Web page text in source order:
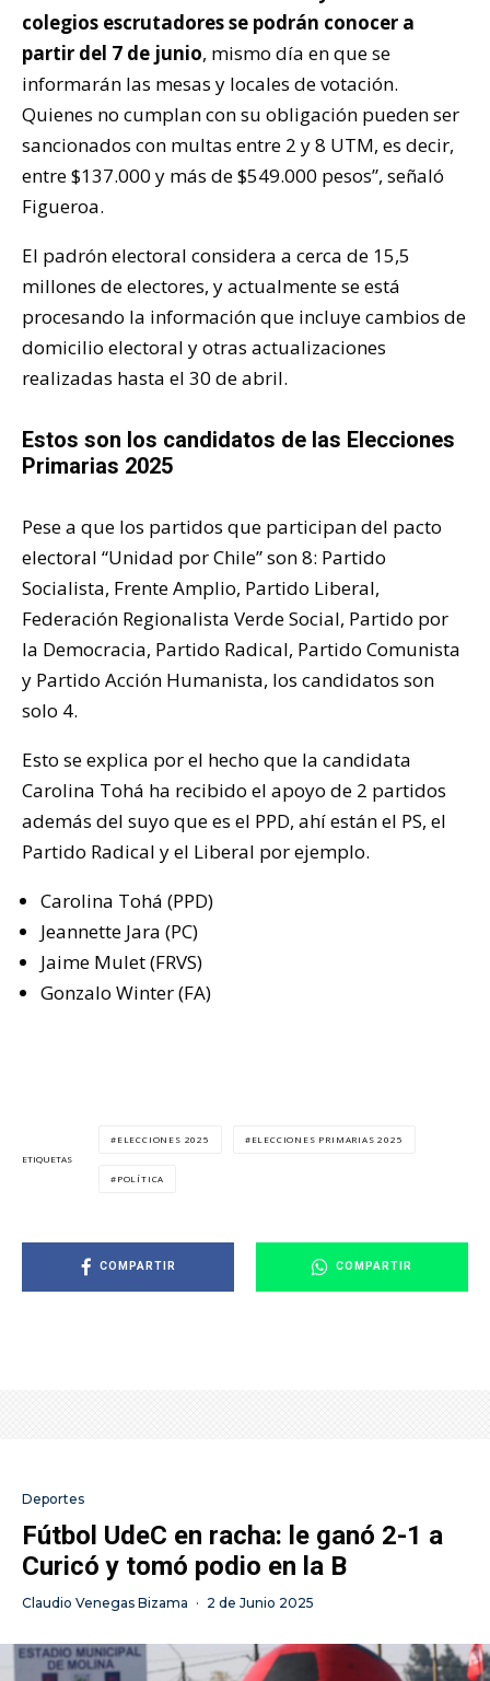
colegios escrutadores se podrán conocer a
partir del 7 de junio, mismo día en que se
informarán las mesas y locales de votación.
Quienes no cumplan con su obligación pueden ser
sancionados con multas entre 2 y 8 UTM, es decir,
entre $137.000 y más de $549.000 pesos”, señaló
Figueroa.
El padrón electoral considera a cerca de 15,5
millones de electores, y actualmente se está
procesando la información que incluye cambios de
domicilio electoral y otras actualizaciones
realizadas hasta el 30 de abril.
Estos son los candidatos de las Elecciones
Primarias 2025
Pese a que los partidos que participan del pacto
electoral “Unidad por Chile” son 8: Partido
Socialista, Frente Amplio, Partido Liberal,
Federación Regionalista Verde Social, Partido por
la Democracia, Partido Radical, Partido Comunista
y Partido Acción Humanista, los candidatos son
solo 4.
Esto se explica por el hecho que la candidata
Carolina Tohá ha recibido el apoyo de 2 partidos
además del suyo que es el PPD, ahí están el PS, el
Partido Radical y el Liberal por ejemplo.
Carolina Tohá (PPD)
Jeannette Jara (PC)
Jaime Mulet (FRVS)
Gonzalo Winter (FA)
ETIQUETAS
ELECCIONES 2025 ELECCIONES PRIMARIAS 2025
POLÍTICA
COMPARTIR COMPARTIR
Deportes
Fútbol UdeC en racha: le ganó 2-1 a
Curicó y tomó podio en la B
Claudio Venegas Bizama · 2 de Junio 2025